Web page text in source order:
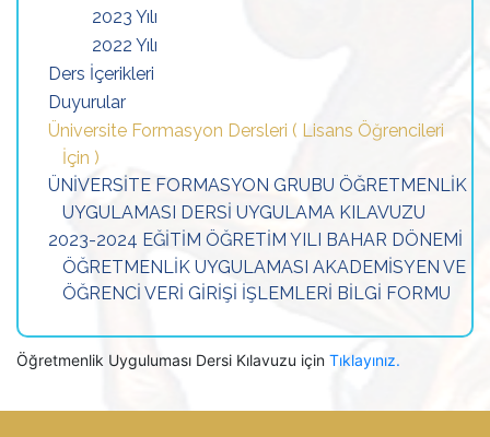
2023 Yılı
2022 Yılı
Ders İçerikleri
Duyurular
Üniversite Formasyon Dersleri ( Lisans Öğrencileri
İçin )
ÜNİVERSİTE FORMASYON GRUBU ÖĞRETMENLİK
UYGULAMASI DERSİ UYGULAMA KILAVUZU
2023-2024 EĞİTİM ÖĞRETİM YILI BAHAR DÖNEMİ
ÖĞRETMENLİK UYGULAMASI AKADEMİSYEN VE
ÖĞRENCİ VERİ GİRİŞİ İŞLEMLERİ BİLGİ FORMU
Öğretmenlik Uyguluması Dersi Kılavuzu için Tıklayınız.